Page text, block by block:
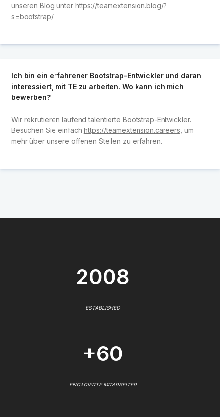
unseren Blog unter https://teamextension.blog/?
s=bootstrap/
Ich bin ein erfahrener Bootstrap-Entwickler und daran
interessiert, mit TE zu arbeiten. Wo kann ich mich
bewerben?
Wir rekrutieren laufend talentierte Bootstrap-Entwickler.
Besuchen Sie einfach https://teamextension.careers , um
mehr über unsere offenen Stellen zu erfahren.
2008
ESTABLISHED
+60
ENGAGIERTE MITARBEITER